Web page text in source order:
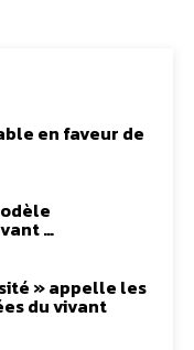
en faveur de
…
» appelle les
du vivant